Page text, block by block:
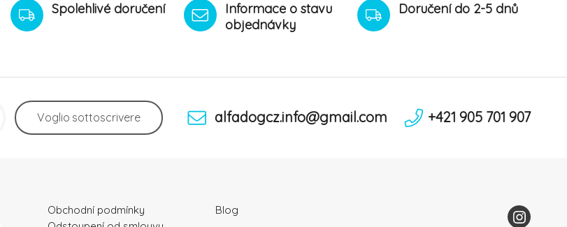
Spolehlivé doručení
Informace o stavu
objednávky
Doručení do 2-5 dnů
Voglio sottoscrivere alfadogcz.info@gmail.com +421 905 701 907
Obchodní podmínky
Blog